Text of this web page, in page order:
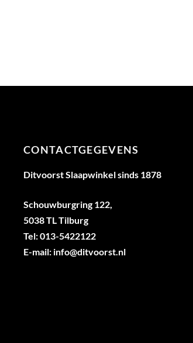
CONTACTGEGEVENS
Ditvoorst Slaapwinkel sinds 1878
Schouwburgring 122,
5038 TL Tilburg
Tel: 013-5422122
E-mail: info@ditvoorst.nl